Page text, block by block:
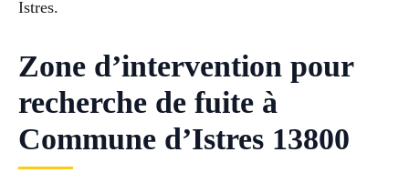
Istres.
Zone d’intervention pour
recherche de fuite à
Commune d’Istres 13800